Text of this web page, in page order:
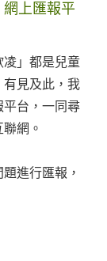
上匯報平
凌」都是兒童
有見及此，我
平台，一同尋
網。
進行匯報，